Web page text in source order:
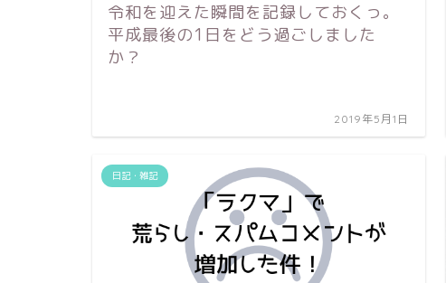
令和を迎えた瞬間を記録しておくっ。
平成最後の1日をどう過ごしました
か？
2019年5月1日
日記・雑記